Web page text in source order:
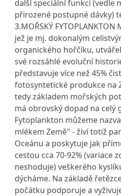
další speciální funkcí (vedle
přirozené postupné dávky)
3.MOŘSKÝ
jež je mj. dokonalým
organického hořčíku,
své rozsáhlé evoluční
představuje více než 45%
fotosyntetické produkce na
tedy základem mořských
má obrovský dopad na celý
Fytoplankton můžeme
mlékem Země" - živí totiž
Oceánu a poskytuje jak
cestou cca 70-92% (variace
neshoduje) veškerého
dýcháme. Na základě
počátku podporuje a